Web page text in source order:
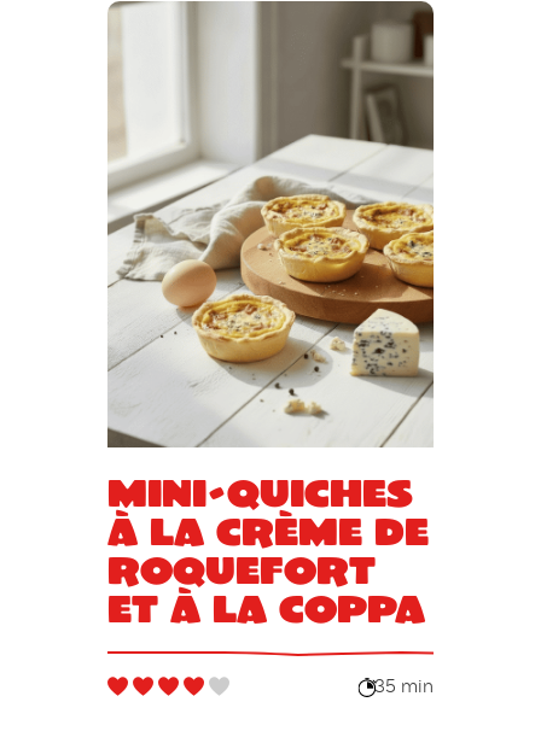
Mini-quiches
à la crème de
roquefort
et à la coppa
35 min